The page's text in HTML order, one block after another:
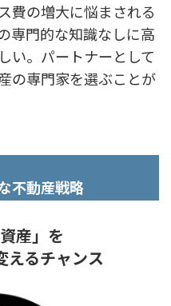
費の増大に悩まされる
専門的な知識なしに高
い。パートナーとして
の専門家を選ぶことが
不動産戦略
産」を
えるチャンス